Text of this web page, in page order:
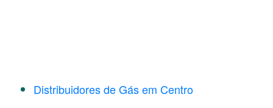
Distribuidores de Gás em Centro